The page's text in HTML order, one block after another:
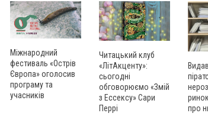
Міжнародний
фестиваль «Острів
Європа» оголосив
програму та
учасників
Читацький клуб
«ЛітАкценту»:
сьогодні
обговорюємо «Змій
з Ессексу» Сари
Перрі
про